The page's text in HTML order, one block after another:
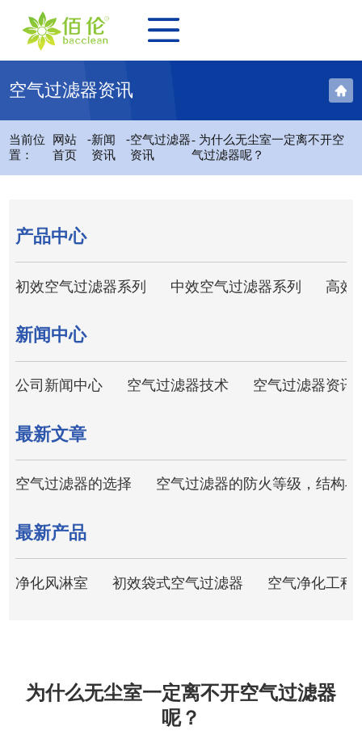
空气过滤器资讯
当前位
置：
网站
首页
-新闻
资讯
-空气过滤器
资讯
- 为什么无尘室一定离不开空
气过滤器呢？
产品中心
初效空气过滤器系列 中效空气过滤器系列 高效
新闻中心
公司新闻中心 空气过滤器技术 空气过滤器资讯
最新文章
空气过滤器的选择 空气过滤器的防火等级，结构
最新产品
净化风淋室 初效袋式空气过滤器 空气净化工程
为什么无尘室一定离不开空气过滤器
呢？